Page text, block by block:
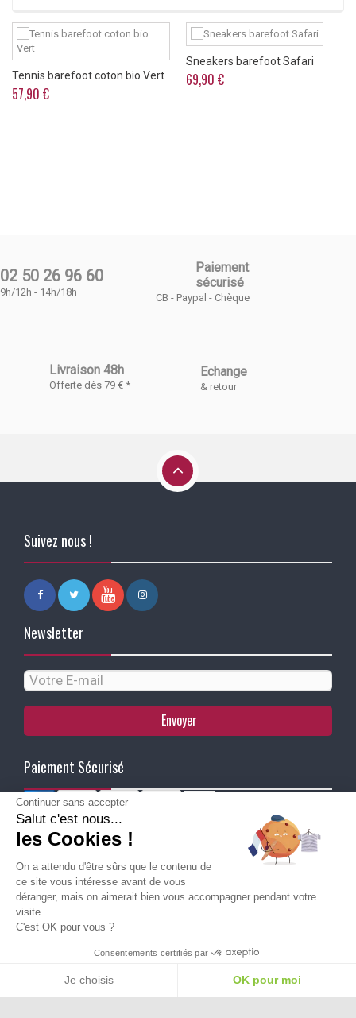
Besoin d'aide pour choisir une
taille ou une pointure ?
Tennis barefoot coton bio Vert
57,90 €
Sneakers barefoot Safari
69,90 €
02 50 26 96 60
9h/12h - 14h/18h
Paiement
sécurisé
CB - Paypal - Chèque
Livraison 48h
Offerte dès 79 € *
Echange
& retour
Suivez nous !
Newsletter
Envoyer
Paiement Sécurisé
Ma Livraison
Continuer sans accepter
Salut c'est nous...
les Cookies !
On a attendu d'être sûrs que le contenu de
ce site vous intéresse avant de vous
déranger, mais on aimerait bien vous accompagner pendant votre
visite...
C'est OK pour vous ?
Consentements certifiés par
Je choisis OK pour moi